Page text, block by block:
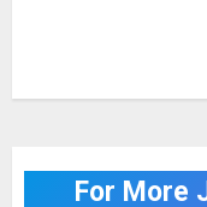
For More